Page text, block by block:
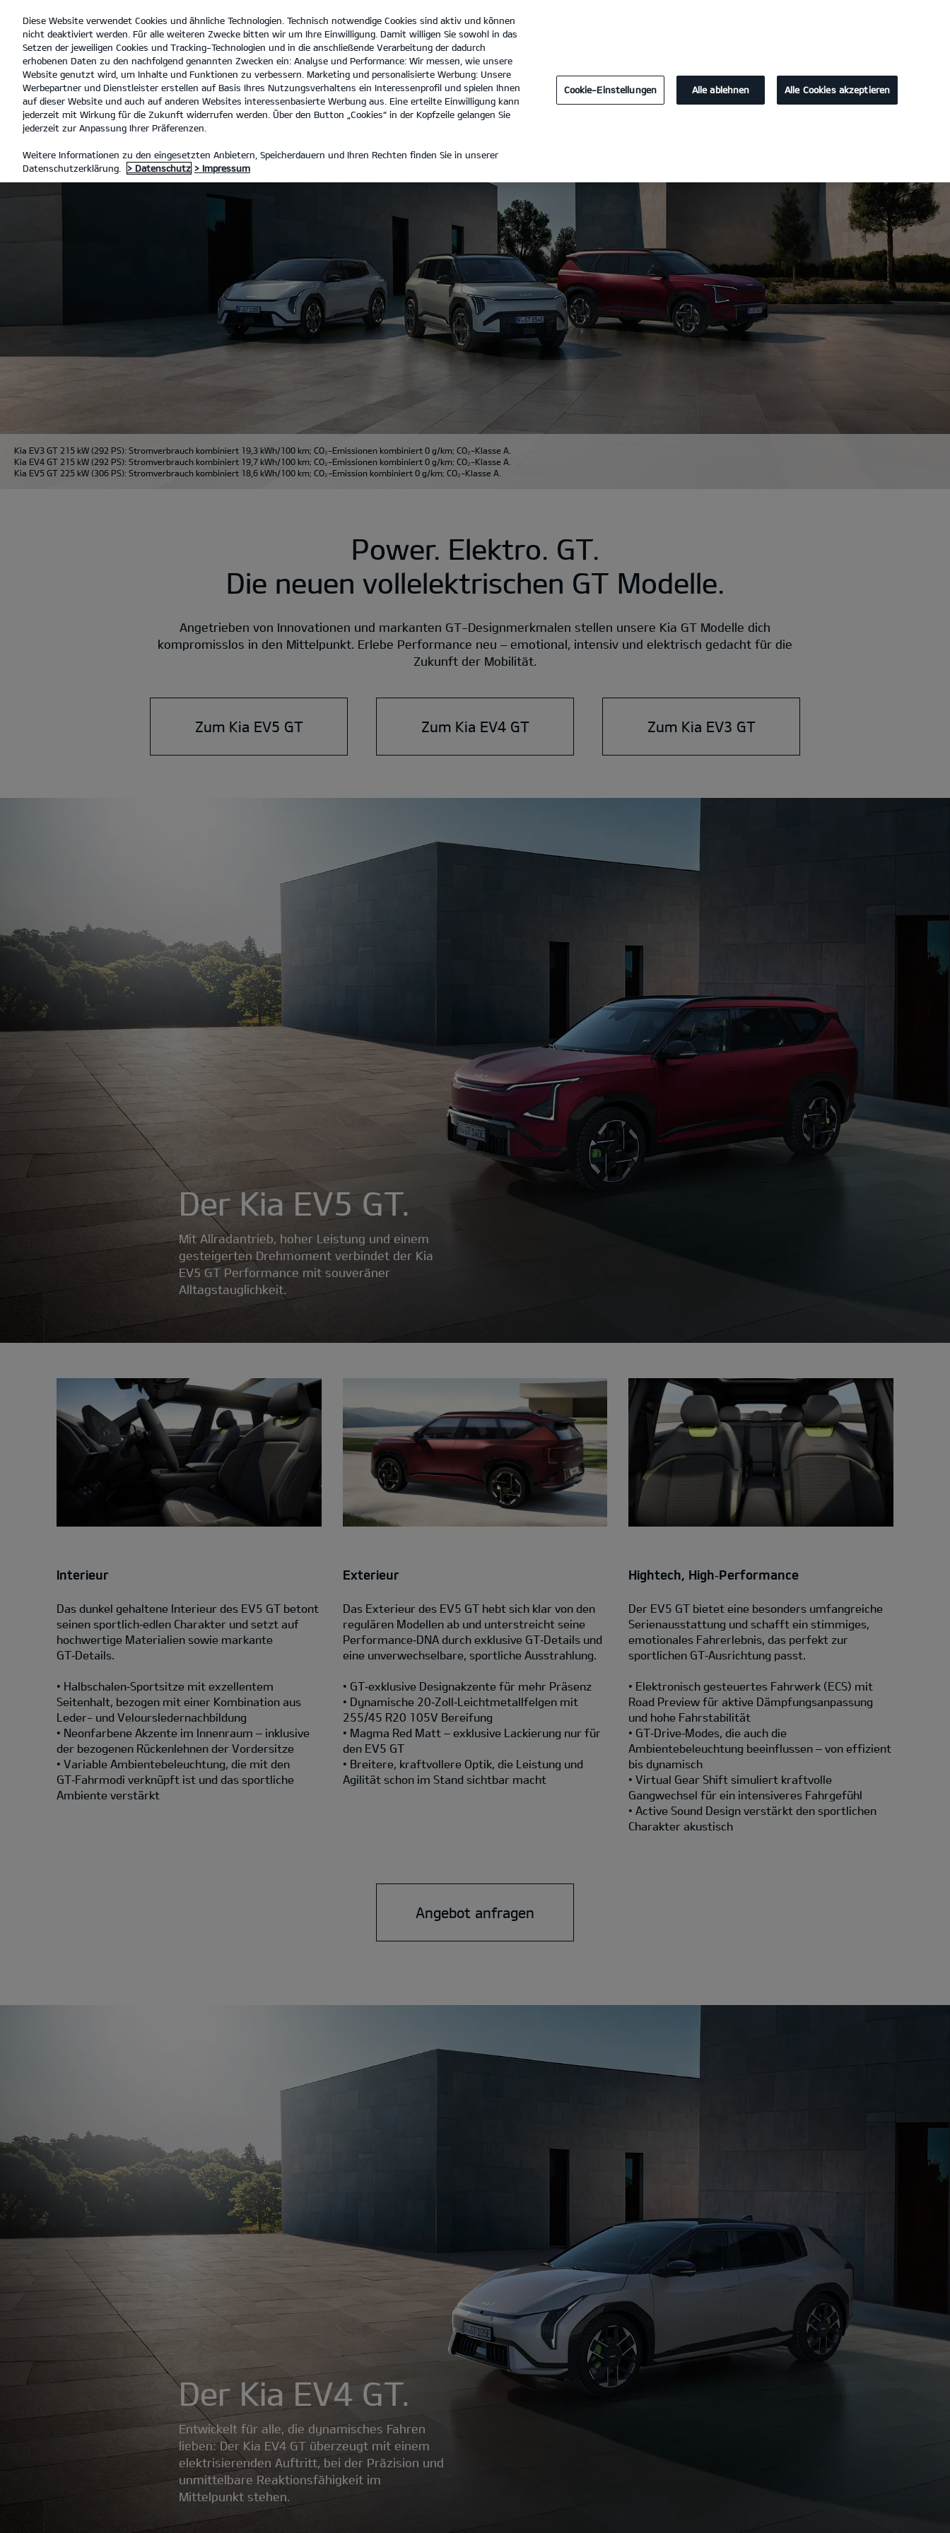
open
menu
Procar Automobile Movement GmbH
Kia EV3 GT 215 kW (292 PS): Stromverbrauch kombiniert 19,3 kWh/100 km; CO₂-Emissionen kombiniert 0 g/km; CO₂-Klasse A.
Kia EV4 GT 215 kW (292 PS): Stromverbrauch kombiniert 19,7 kWh/100 km; CO₂-Emissionen kombiniert 0 g/km; CO₂-Klasse A.
Kia EV5 GT 225 kW (306 PS): Stromverbrauch kombiniert 18,6 kWh/100 km; CO₂-Emission kombiniert 0 g/km; CO₂-Klasse A.
Power. Elektro. GT.
Die neuen vollelektrischen GT Modelle.
Angetrieben von Innovationen und markanten GT-Designmerkmalen stellen unsere Kia GT Modelle dich
kompromisslos in den Mittelpunkt. Erlebe Performance neu – emotional, intensiv und elektrisch gedacht für die
Zukunft der Mobilität.
Zum Kia EV5 GT Zum Kia EV4 GT Zum Kia EV3 GT
Der Kia EV5 GT.
Mit Allradantrieb, hoher Leistung und einem
gesteigerten Drehmoment verbindet der Kia
EV5 GT Performance mit souveräner
Alltagstauglichkeit.
Interieur
Das dunkel gehaltene Interieur des EV5 GT betont
seinen sportlich‑edlen Charakter und setzt auf
hochwertige Materialien sowie markante
GT‑Details.
• Halbschalen‑Sportsitze mit exzellentem
Seitenhalt, bezogen mit einer Kombination aus
Leder- und Veloursledernachbildung
• Neonfarbene Akzente im Innenraum – inklusive
der bezogenen Rückenlehnen der Vordersitze
• Variable Ambientebeleuchtung, die mit den
GT‑Fahrmodi verknüpft ist und das sportliche
Ambiente verstärkt
Exterieur
Das Exterieur des EV5 GT hebt sich klar von den
regulären Modellen ab und unterstreicht seine
Performance‑DNA durch exklusive GT‑Details und
eine unverwechselbare, sportliche Ausstrahlung.
• GT‑exklusive Designakzente für mehr Präsenz
• Dynamische 20‑Zoll‑Leichtmetallfelgen mit
255/45 R20 105V Bereifung
• Magma Red Matt – exklusive Lackierung nur für
den EV5 GT
• Breitere, kraftvollere Optik, die Leistung und
Agilität schon im Stand sichtbar macht
Hightech, High‑Performance
Der EV5 GT bietet eine besonders umfangreiche
Serienausstattung und schafft ein stimmiges,
emotionales Fahrerlebnis, das perfekt zur
sportlichen GT‑Ausrichtung passt.
• Elektronisch gesteuertes Fahrwerk (ECS) mit
Road Preview für aktive Dämpfungsanpassung
und hohe Fahrstabilität
• GT‑Drive‑Modes, die auch die
Ambientebeleuchtung beeinflussen – von effizient
bis dynamisch
• Virtual Gear Shift simuliert kraftvolle
Gangwechsel für ein intensiveres Fahrgefühl
• Active Sound Design verstärkt den sportlichen
Charakter akustisch
Angebot anfragen
Der Kia EV4 GT.
Entwickelt für alle, die dynamisches Fahren
lieben: Der Kia EV4 GT überzeugt mit einem
elektrisierenden Auftritt, bei der Präzision und
unmittelbare Reaktionsfähigkeit im
Mittelpunkt stehen.
Diese Website verwendet Cookies und ähnliche Technologien. Technisch notwendige Cookies sind aktiv und können
nicht deaktiviert werden. Für alle weiteren Zwecke bitten wir um Ihre Einwilligung. Damit willigen Sie sowohl in das
Setzen der jeweiligen Cookies und Tracking-Technologien und in die anschließende Verarbeitung der dadurch
erhobenen Daten zu den nachfolgend genannten Zwecken ein: Analyse und Performance: Wir messen, wie unsere
Website genutzt wird, um Inhalte und Funktionen zu verbessern. Marketing und personalisierte Werbung: Unsere
Werbepartner und Dienstleister erstellen auf Basis Ihres Nutzungsverhaltens ein Interessenprofil und spielen Ihnen
auf dieser Website und auch auf anderen Websites interessenbasierte Werbung aus. Eine erteilte Einwilligung kann
jederzeit mit Wirkung für die Zukunft widerrufen werden. Über den Button „Cookies“ in der Kopfzeile gelangen Sie
jederzeit zur Anpassung Ihrer Präferenzen.
Weitere Informationen zu den eingesetzten Anbietern, Speicherdauern und Ihren Rechten finden Sie in unserer
Datenschutzerklärung.
> Datenschutz > Impressum
Cookie-Einstellungen Alle ablehnen Alle Cookies akzeptieren